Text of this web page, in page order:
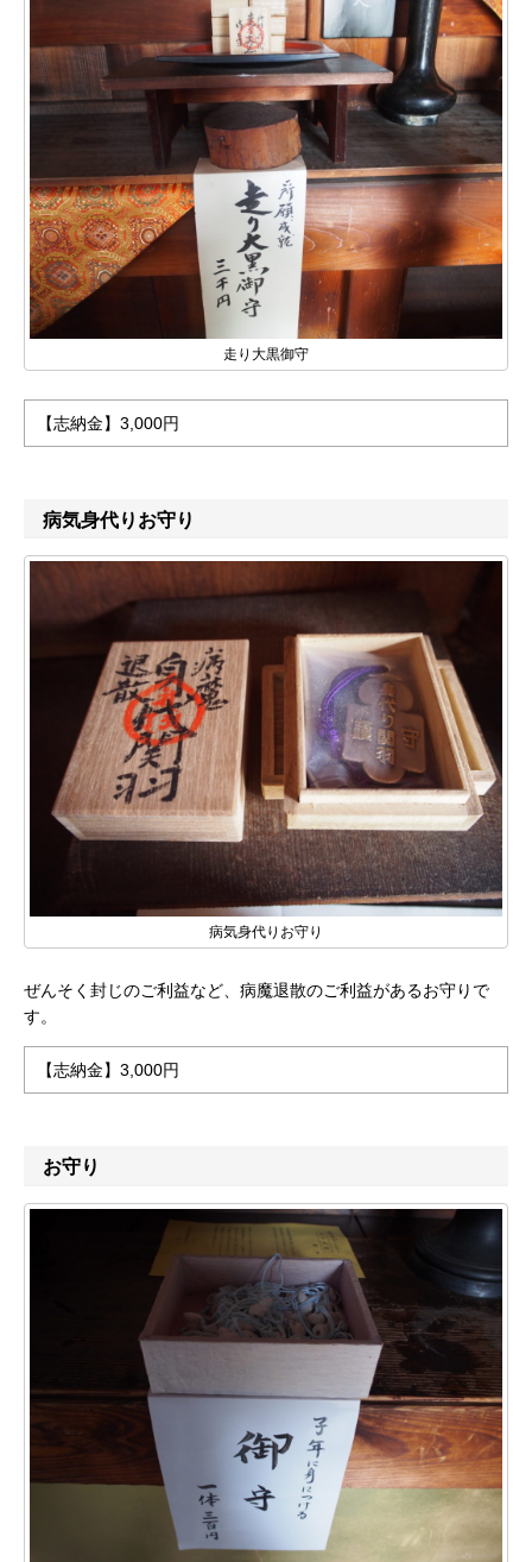
走り大黒御守
【志納金】3,000円
病気身代りお守り
病気身代りお守り
ぜんそく封じのご利益など、病魔退散のご利益があるお守りで
す。
【志納金】3,000円
お守り